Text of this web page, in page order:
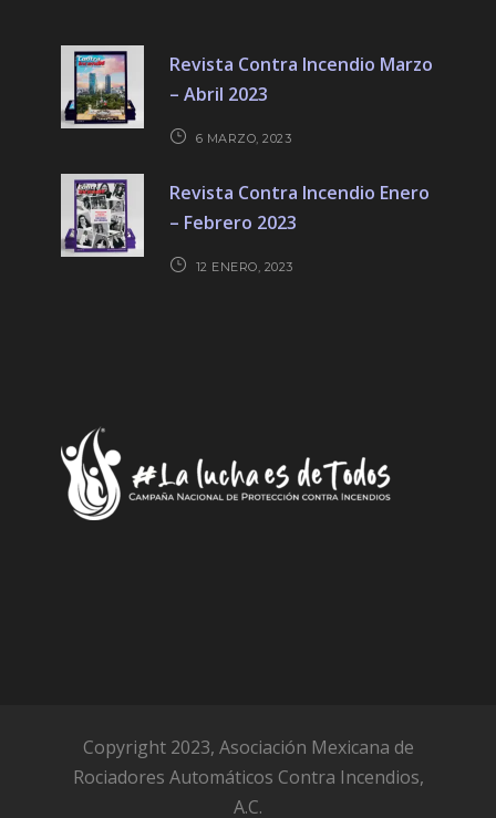
Revista Contra Incendio Marzo
– Abril 2023
6 MARZO, 2023
Revista Contra Incendio Enero
– Febrero 2023
12 ENERO, 2023
Copyright 2023, Asociación Mexicana de
Rociadores Automáticos Contra Incendios,
A.C.